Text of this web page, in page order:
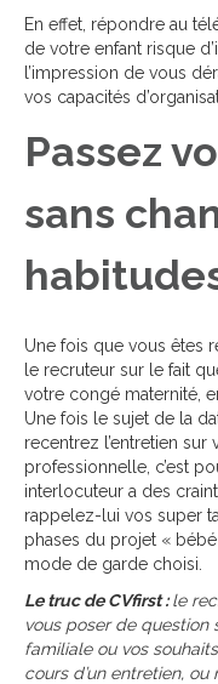
En effet, répondre au
de votre enfant risque
l’impression de vous
vos capacités
Passez
sans
Une fois que vous êtes
le recruteur sur le fait
votre congé maternité,
Une fois le sujet de la
recentrez l’entretien
professionnelle, c’est
interlocuteur a des
rappelez-lui vos super
phases du projet «
mode de garde choisi.
Le truc de CVfirst :le
vous poser de question
familiale ou vos
cours d’un entretien,